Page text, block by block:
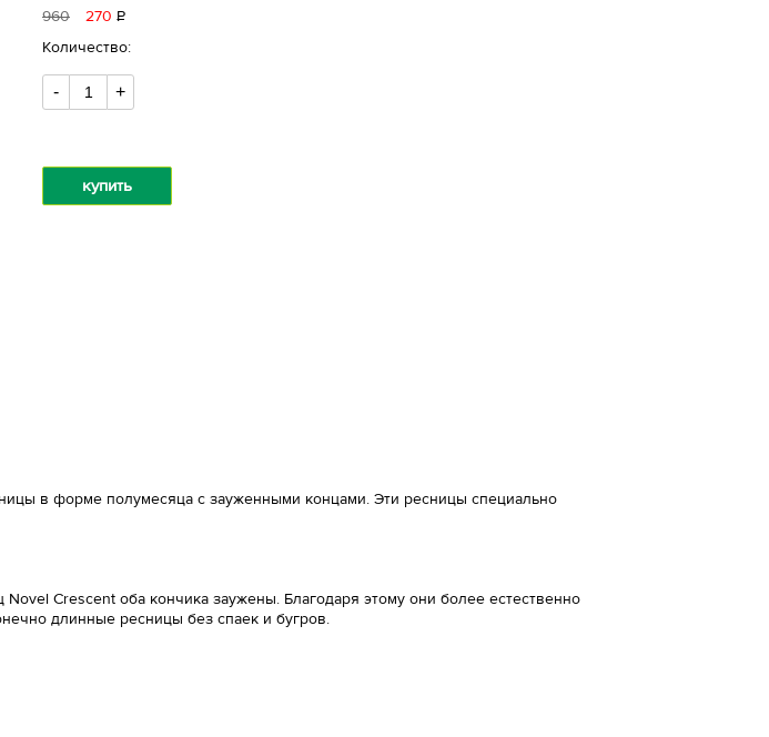
960 270 Р
Количество:
- +
купить
в форме полумесяца с зауженными концами. Эти ресницы специально
Crescent оба кончика заужены. Благодаря этому они более естественно
длинные ресницы без спаек и бугров.